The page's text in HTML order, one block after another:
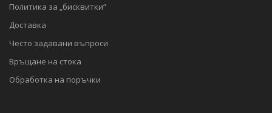
Политика за „бисквитки“
Доставка
Често задавани въпроси
Връщане на стока
Обработка на поръчки